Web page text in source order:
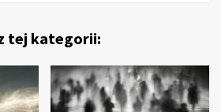
tej kategorii: